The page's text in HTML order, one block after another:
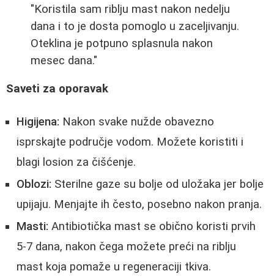
"Koristila sam riblju mast nakon nedelju
dana i to je dosta pomoglo u zaceljivanju.
Oteklina je potpuno splasnula nakon
mesec dana."
Saveti za oporavak
Higijena: Nakon svake nužde obavezno
isprskajte područje vodom. Možete koristiti i
blagi losion za čišćenje.
Oblozi: Sterilne gaze su bolje od uložaka jer bolje
upijaju. Menjajte ih često, posebno nakon pranja.
Masti: Antibiotička mast se obično koristi prvih
5-7 dana, nakon čega možete preći na riblju
mast koja pomaže u regeneraciji tkiva.